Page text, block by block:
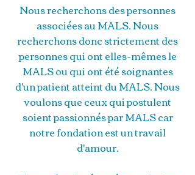
Nous recherchons des personnes
associées au MALS. Nous
recherchons donc strictement des
personnes qui ont elles-mêmes le
MALS ou qui ont été soignantes
d'un patient atteint du MALS. Nous
voulons que ceux qui postulent
soient passionnés par MALS car
notre fondation est un travail
d'amour.